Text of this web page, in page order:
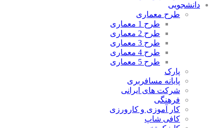
طرح معماری
پایانه مسافربری
شرکت های ایرانی
فرهنگی
کار آموزی و کارورزی
کافی شاپ